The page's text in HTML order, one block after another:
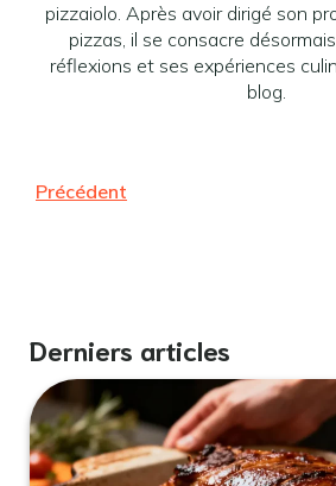
pizzaiolo. Après avoir dirigé son
pizzas, il se consacre
réflexions et ses expériences
blog.
Précédent
Derniers articles